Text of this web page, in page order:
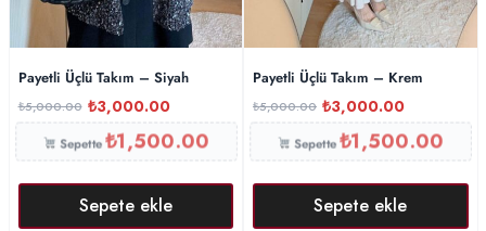
Payetli Üçlü Takım – Siyah
₺5,000.00 ₺3,000.00
Sepette₺1,500.00
Sepete ekle
Payetli Üçlü Takım – Krem
₺5,000.00 ₺3,000.00
Sepette₺1,500.00
Sepete ekle